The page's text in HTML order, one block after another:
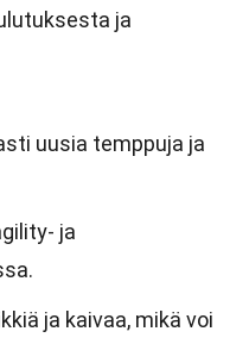
ja
uusia temppuja ja
ja
ja kaivaa, mikä voi